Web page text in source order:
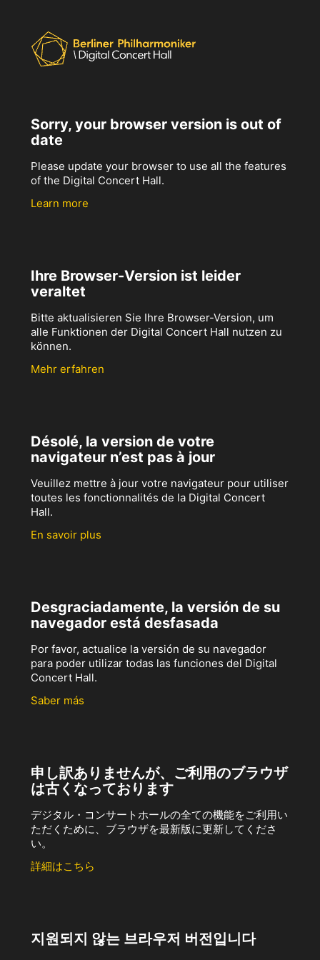
Sorry, your browser version is out of
date
Please update your browser to use all the features
of the Digital Concert Hall.
Learn more
Ihre Browser-Version ist leider
veraltet
Bitte aktualisieren Sie Ihre Browser-Version, um
alle Funktionen der Digital Concert Hall nutzen zu
können.
Mehr erfahren
Désolé, la version de votre
navigateur n’est pas à jour
Veuillez mettre à jour votre navigateur pour utiliser
toutes les fonctionnalités de la Digital Concert
Hall.
En savoir plus
Desgraciadamente, la versión de su
navegador está desfasada
Por favor, actualice la versión de su navegador
para poder utilizar todas las funciones del Digital
Concert Hall.
Saber más
申し訳ありませんが、ご利用のブラウザ
は古くなっております
デジタル・コンサートホールの全ての機能をご利用い
ただくために、ブラウザを最新版に更新してくださ
い。
詳細はこちら
지원되지 않는 브라우저 버전입니다